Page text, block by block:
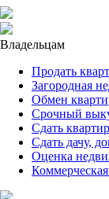
Владельцам
Продать
Загородная
Обмен
Срочный
Сдать
Сдать дачу,
Оценка